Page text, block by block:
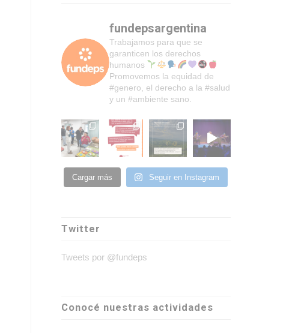
fundepsargentina
Trabajamos para que se
garanticen los derechos
humanos
Promovemos la equidad de
#genero, el derecho a la #salud
y un #ambiente sano.
Cargar más Seguir en Instagram
Twitter
Tweets por @fundeps
Conocé nuestras actividades